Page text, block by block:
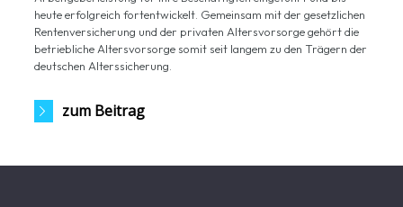
heute erfolgreich fortentwickelt. Gemeinsam mit der gesetzlichen
Rentenversicherung und der privaten Altersvorsorge gehört die
betriebliche Altersvorsorge somit seit langem zu den Trägern der
deutschen Alterssicherung.
zum Beitrag